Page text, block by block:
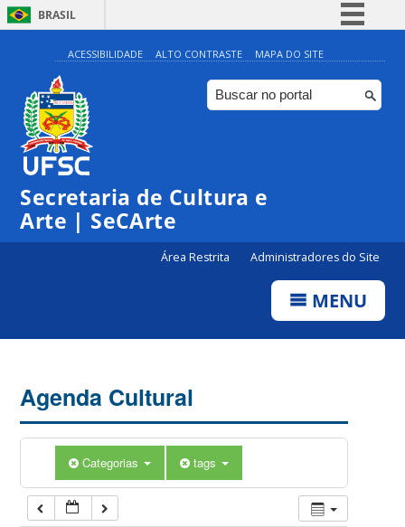
BRASIL
Simplifique!
Comunica BR
Participe
ACESSIBILIDADE ALTO CONTRASTE MAPA DO SITE
Secretaria de Cultura e
Arte | SeCArte
Área Restrita Administradores do Site
MENU
Agenda Cultural
Categorias tags